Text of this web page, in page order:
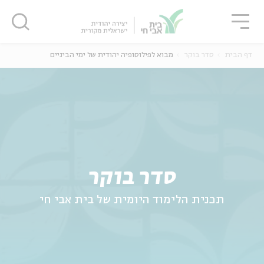
סדר בוקר
תכנית הלימוד היומית של בית אבי חי
דף הבית סדר בוקר מבוא לפילוסופיה יהודית של ימי הביניים
סגור